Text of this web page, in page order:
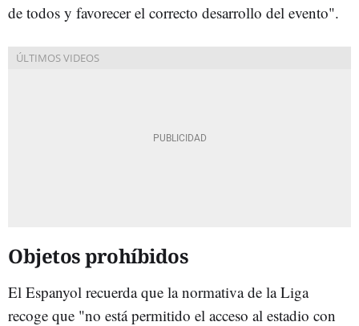
de todos y favorecer el correcto desarrollo del evento".
Objetos prohíbidos
El Espanyol recuerda que la normativa de la Liga
recoge que "no está permitido el acceso al estadio con